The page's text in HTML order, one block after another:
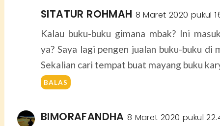
SITATUR ROHMAH 8 Maret 2020 pukul
Kalau buku-buku gimana mbak? Ini
ya? Saya lagi pengen jualan buku-buku di
Sekalian cari tempat buat mayang buku
BALAS
BIMORAFANDHA 8 Maret 2020 pukul